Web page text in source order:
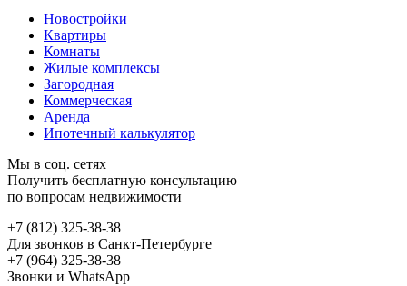
Новостройки
Квартиры
Комнаты
Жилые комплексы
Загородная
Коммерческая
Аренда
Ипотечный калькулятор
Мы в соц. сетях
Получить бесплатную консультацию
по вопросам недвижимости
+7 (812) 325-38-38
Для звонков в Санкт-Петербурге
+7 (964) 325-38-38
Звонки и WhatsApp